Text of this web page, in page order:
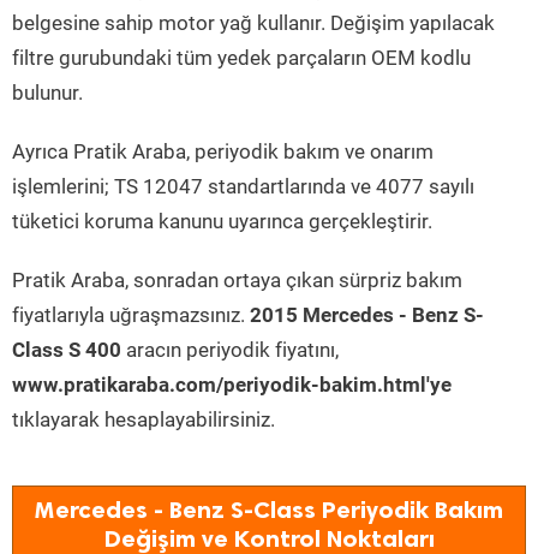
belgesine sahip motor yağ kullanır. Değişim yapılacak
filtre gurubundaki tüm yedek parçaların OEM kodlu
bulunur.
Ayrıca Pratik Araba, periyodik bakım ve onarım
işlemlerini; TS 12047 standartlarında ve 4077 sayılı
tüketici koruma kanunu uyarınca gerçekleştirir.
Pratik Araba, sonradan ortaya çıkan sürpriz bakım
fiyatlarıyla uğraşmazsınız. 2015 Mercedes - Benz S-
Class S 400 aracın periyodik fiyatını,
www.pratikaraba.com/periyodik-bakim.html'ye
tıklayarak hesaplayabilirsiniz.
Mercedes - Benz S-Class Periyodik Bakım
Değişim ve Kontrol Noktaları